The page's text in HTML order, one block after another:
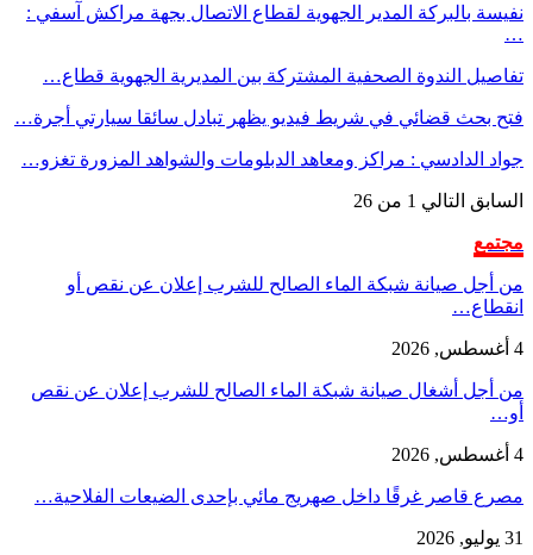
نفيسة بالبركة المدير الجهوية لقطاع الاتصال بجهة مراكش آسفي :
…
تفاصيل الندوة الصحفية المشتركة بين المديرية الجهوية قطاع…
فتح بحث قضائي في شريط فيديو يظهر تبادل سائقا سيارتي أجرة…
جواد الدادسي : مراكز ومعاهد الدبلومات والشواهد المزورة تغزو…
السابق التالي 1 من 26
مجتمع
من أجل صيانة شبكة الماء الصالح للشرب إعلان عن نقص أو
انقطاع…
4 أغسطس, 2026
من أجل أشغال صيانة شبكة الماء الصالح للشرب إعلان عن نقص
أو…
4 أغسطس, 2026
مصرع قاصر غرقًا داخل صهريج مائي بإحدى الضيعات الفلاحية…
31 يوليو, 2026